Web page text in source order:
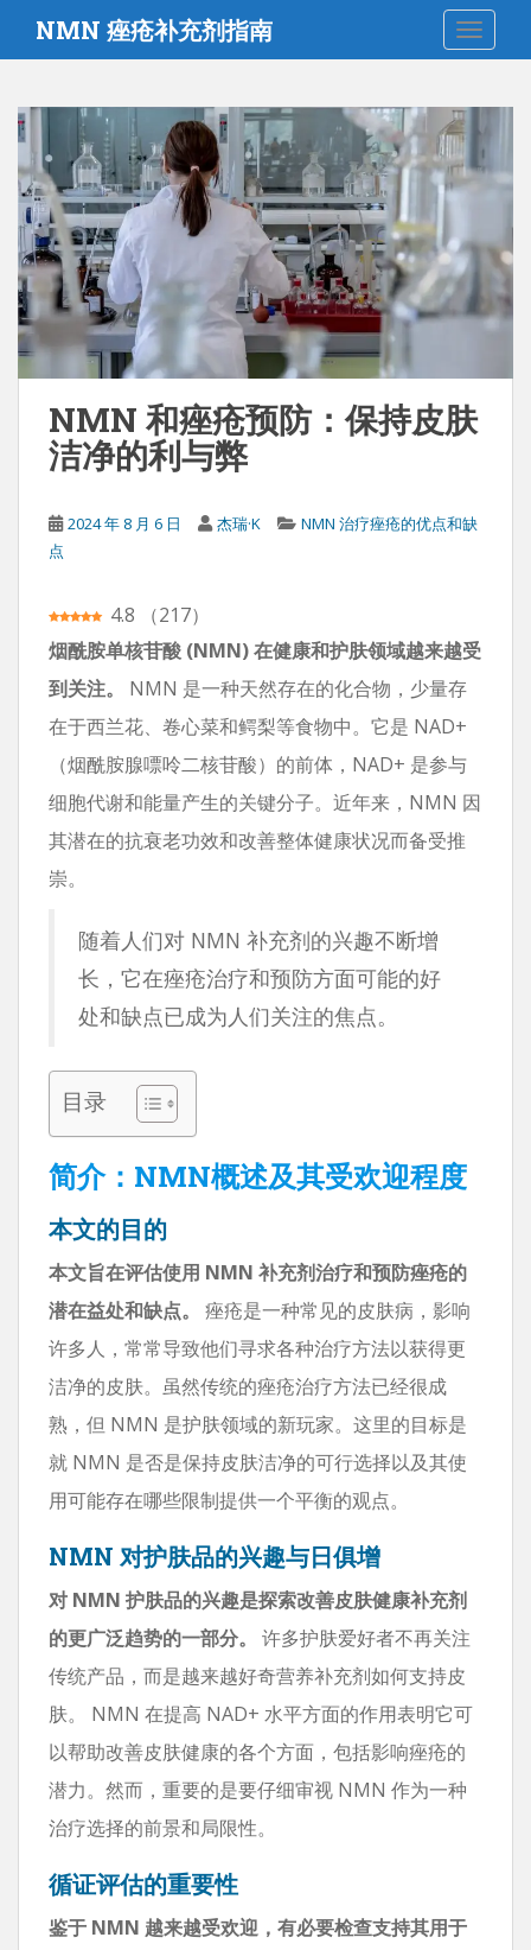
主
NMN 痤疮补充剂指南 切换导
NMN 和痤疮预防：保持皮肤
洁净的利与弊
2024 年 8 月 6 日 杰瑞·K
NMN 治疗痤疮的优点和缺
点
4.8 （217）
烟酰胺单核苷酸 (NMN) 在健康和护肤领域越来越受
到关注。
NMN 是一种天然存在的化合物，少量存
在于西兰花、卷心菜和鳄梨等食物中。它是 NAD+
（烟酰胺腺嘌呤二核苷酸）的前体，NAD+ 是参与
细胞代谢和能量产生的关键分子。近年来，NMN 因
其潜在的抗衰老功效和改善整体健康状况而备受推
崇。
随着人们对 NMN 补充剂的兴趣不断增
长，它在痤疮治疗和预防方面可能的好
处和缺点已成为人们关注的焦点。
目录
简介：NMN概述及其受欢迎程度
本文的目的
本文旨在评估使用 NMN 补充剂治疗和预防痤疮的
潜在益处和缺点。
痤疮是一种常见的皮肤病，影响
许多人，常常导致他们寻求各种治疗方法以获得更
洁净的皮肤。虽然传统的痤疮治疗方法已经很成
熟，但 NMN 是护肤领域的新玩家。这里的目标是
就 NMN 是否是保持皮肤洁净的可行选择以及其使
用可能存在哪些限制提供一个平衡的观点。
NMN 对护肤品的兴趣与日俱增
对 NMN 护肤品的兴趣是探索改善皮肤健康补充剂
的更广泛趋势的一部分。
许多护肤爱好者不再关注
传统产品，而是越来越好奇营养补充剂如何支持皮
肤。 NMN 在提高 NAD+ 水平方面的作用表明它可
以帮助改善皮肤健康的各个方面，包括影响痤疮的
潜力。然而，重要的是要仔细审视 NMN 作为一种
治疗选择的前景和局限性。
循证评估的重要性
鉴于 NMN 越来越受欢迎，有必要检查支持其用于